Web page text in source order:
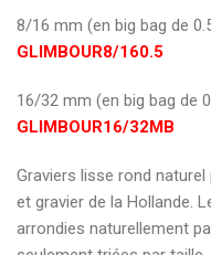
8/16 mm (en big bag de
GLIMBOUR8/160.5
16/32 mm (en big bag de
GLIMBOUR16/32MB
Graviers lisse rond
et gravier de la Hollande.
arrondies naturellement